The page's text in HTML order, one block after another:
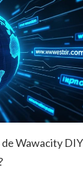
de Wawacity